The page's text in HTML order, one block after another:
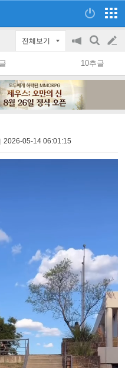
전체보기
공
지
on/off
검
색
글
쓰
10추글
2026-05-14 06:01:15